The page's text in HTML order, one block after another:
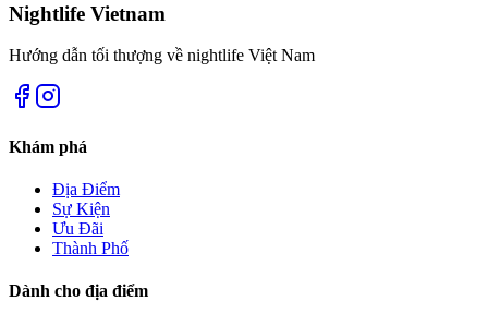
Nightlife Vietnam
Hướng dẫn tối thượng về nightlife Việt Nam
Khám phá
Địa Điểm
Sự Kiện
Ưu Đãi
Thành Phố
Dành cho địa điểm